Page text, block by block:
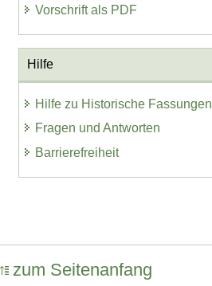
Vorschrift als PDF
Hilfe
Hilfe zu Historische Fassungen
Fragen und Antworten
Barrierefreiheit
zum Seitenanfang